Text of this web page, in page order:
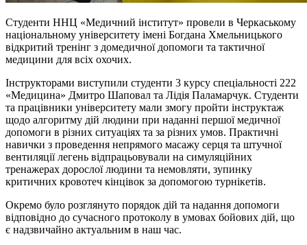
Студенти ННЦ «Медичний інститут» провели в Черкаському
національному університету імені Богдана Хмельницького
відкритий тренінг з домедичної допомоги та тактичної
медицини для всіх охочих.
Інструкторами виступили студенти 3 курсу спеціальності 222
«Медицина» Дмитро Шаповал та Лідія Паламарчук. Студенти
та працівники університету мали змогу пройти інструктаж
щодо алгоритму дій людини при наданні першої медичної
допомоги в різних ситуаціях та за різних умов. Практичні
навички з проведення непрямого масажу серця та штучної
вентиляції легень відпрацьовували на симуляційних
тренажерах дорослої людини та немовляти, зупинку
критичних кровотеч кінцівок за допомогою турнікетів.
Окремо було розглянуто порядок дій та надання допомоги
відповідно до сучасного протоколу в умовах бойових дій, що
є надзвичайно актуальним в наш час.